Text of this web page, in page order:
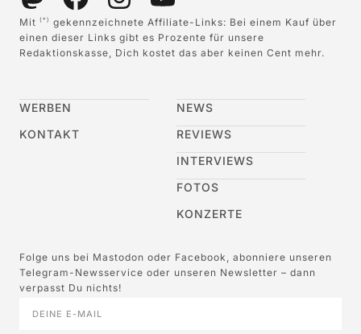
Mit (*)
gekennzeichnete Affiliate-Links: Bei einem Kauf über
einen dieser Links gibt es Prozente für unsere
Redaktionskasse, Dich kostet das aber keinen Cent mehr.
WERBEN
KONTAKT
NEWS
REVIEWS
INTERVIEWS
FOTOS
KONZERTE
Folge uns bei Mastodon oder Facebook, abonniere unseren
Telegram-Newsservice oder unseren Newsletter – dann
verpasst Du nichts!